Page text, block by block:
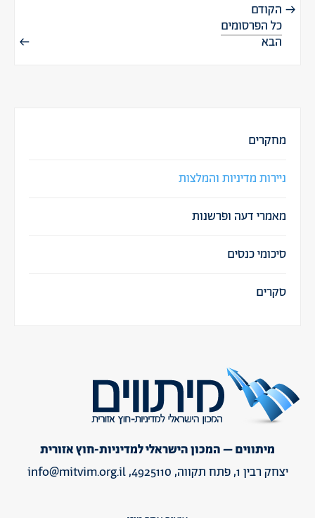
הקודם
כל הפרסומים
הבא
מחקרים
ניירות מדיניות והמלצות
מאמרי דעה ופרשנות
סיכומי כנסים
סקרים
מיתווים – המכון הישראלי למדיניות-חוץ אזורית
יצחק רבין 1, פתח תקווה, 4925110,
info@mitvim.org.il